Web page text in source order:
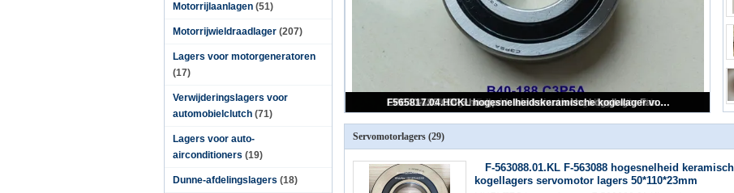
Motorrijlaanlagen (51)
Motorrijwieldraadlager (207)
Lagers voor motorgeneratoren
(17)
Verwijderingslagers voor
automobielclutch (71)
Lagers voor auto-
airconditioners (19)
Dunne-afdelingslagers (18)
B40-188 C3P5A hybride keramische kogellager met hogesnelheidsservomotoren 40*80*18mm
Servomotorlagers (29)
F-563088.01.KL F-563088 hogesnelheid
kogellagers servomotor lagers 50*110*23mm